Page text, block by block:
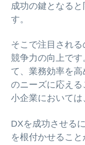
成功の鍵となる
す。
そこで注目され
競争力の向上で
て、業務効率を
のニーズに応え
小企業においては
DXを成功させる
を根付かせるこ